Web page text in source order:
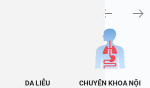
DA LIỄU CHUYÊN KHOA NỘI